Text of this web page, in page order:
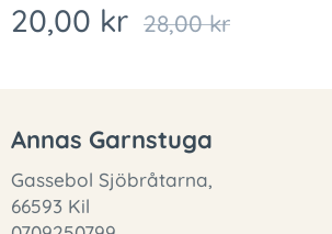
20,00 kr 28,00kr
Annas Garnstuga
Gassebol Sjöbråtarna,
66593 Kil